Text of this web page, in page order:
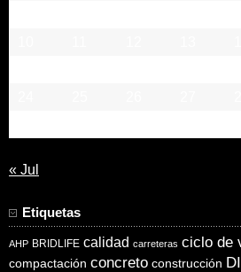
« Jul
Etiquetas
AHP BRIDLIFE calidad carreteras ciclo de
compactación concreto construcción